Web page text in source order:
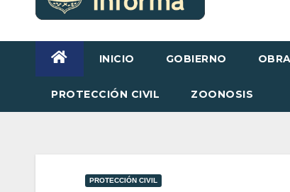
INICIO GOBIERNO
PROTECCIÓN CIVIL ZOONOSIS
PROTECCIÓN CIVIL